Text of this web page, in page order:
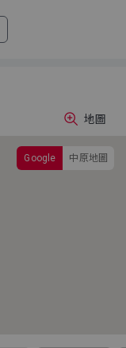
Google 中原地圖
地圖